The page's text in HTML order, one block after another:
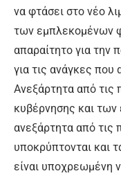
να φτάσει στο νέο
των εμπλεκομένων
απαραίτητο για
για τις ανάγκες που
Ανεξάρτητα από τις
κυβέρνησης και
ανεξάρτητα από τις
υποκρύπτονται και
είναι υποχρεωμένη